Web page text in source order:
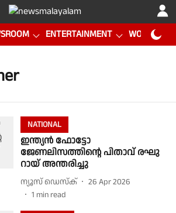
ENTERTAINMENT WORLD CUP
NATIONAL
ഇന്ത്യൻ ഫോട്ടോ
ജേണലിസത്തിൻ്റെ പിതാവ് രഘു
റായ് അന്തരിച്ചു
ന്യൂസ് ഡെസ്ക്
26 Apr 2026
1 min read